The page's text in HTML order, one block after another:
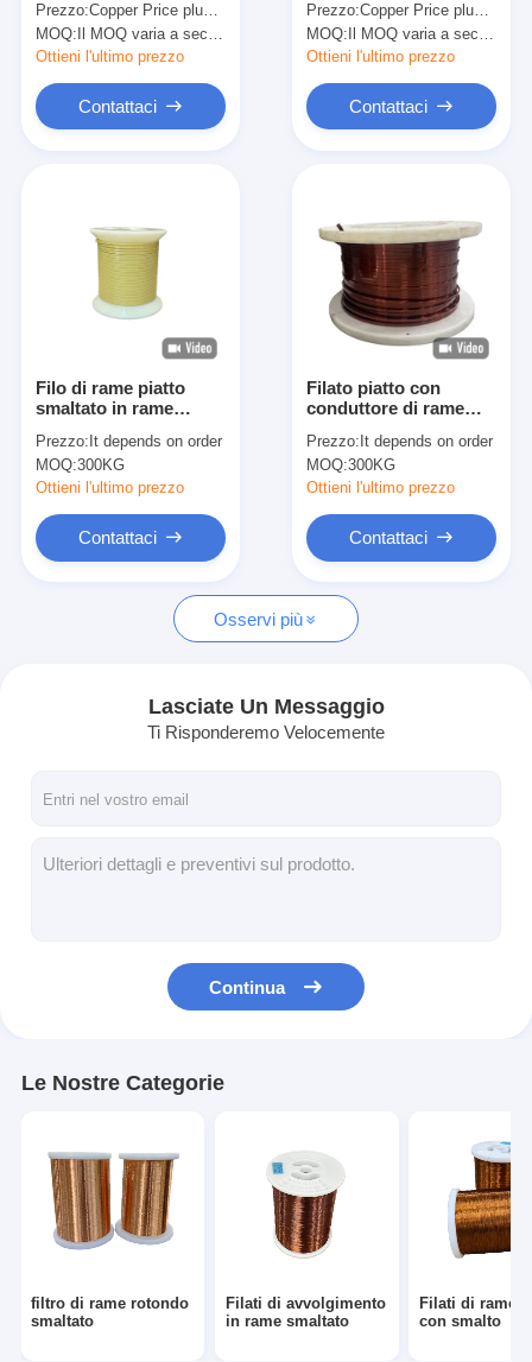
Spettacolo VR
Chi Siamo
Contattaci
Notizie
Chiedi un preventivo
filtro di rame rotondo smaltato
Filati di avvolgimento in rame smaltato
Filati ricoperti di seta
resistenza al PDIV e
all'ATF HEVW-240PF
con conduttore di
Prezzo:Copper Price plus Processing Fee plus Freight
MOQ:Il MOQ varia a seconda della dimensione della specifica
Ottieni l'ultimo prezzo
Contattaci
rettangolare smaltato
HEVW-240L
Prezzo:Copper Price plus Processing Fee plus Freight
MOQ:Il MOQ varia a seconda della dimensione della specifica
Ottieni l'ultimo prezzo
Contattaci
Filo di rame piatto
smaltato in rame
colori naturale e rosso
con varie opzioni di
colore
Prezzo: It depends on order
MOQ:300KG
Ottieni l'ultimo prezzo
Contattaci
Filato piatto con
conduttore di rame
ossigeno Il materiale
perfetto per
prestazioni durevoli e
Prezzo: It depends on order
MOQ:300KG
Ottieni l'ultimo prezzo
Contattaci
Osservi più
Lasciate Un Messaggio
Ti Risponderemo Velocemente
Continua
Le Nostre Categorie
filtro di rame rotondo
smaltato
Filati di avvolgimento
in rame smaltato
Filati di rame
con smalto